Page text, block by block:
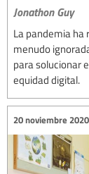
Jonathon Guy
La pandemia ha
menudo
para solucionar
equidad digital.
20 noviembre 2020